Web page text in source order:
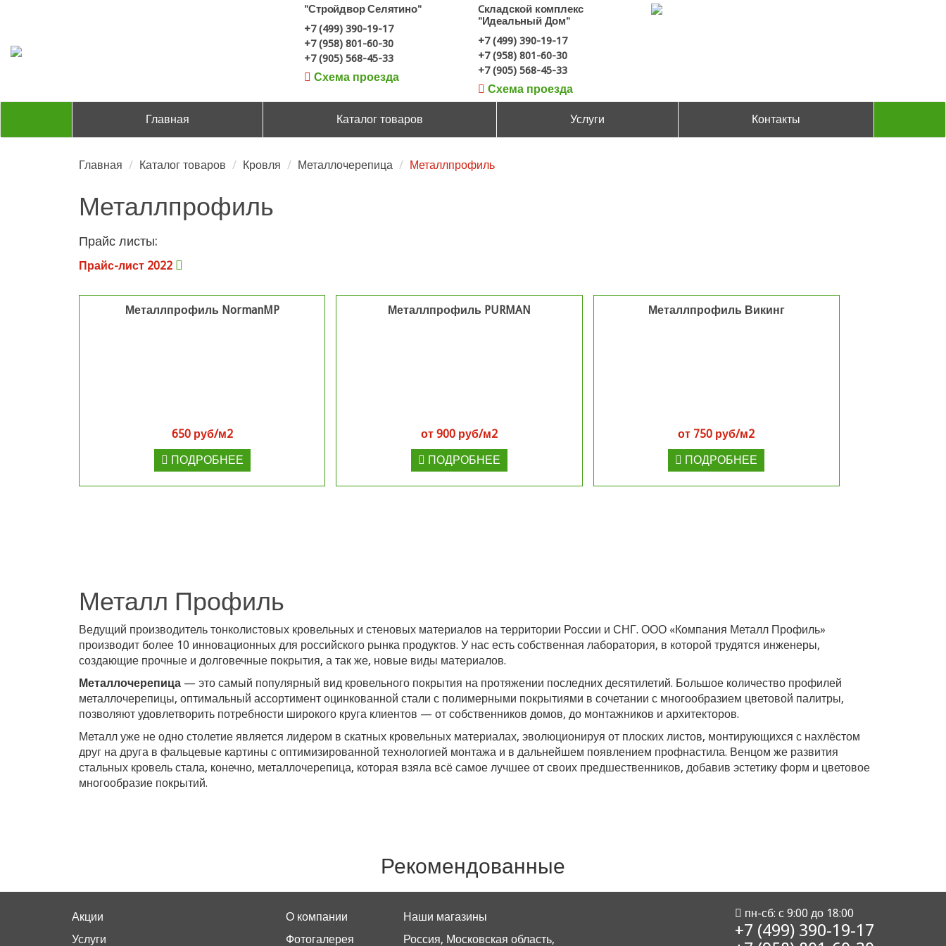
"Стройдвор Селятино"
+7 (499) 390-19-17
+7 (958) 801-60-30
+7 (905) 568-45-33
Схема проезда
Cкладской комплекс
"Идеальный Дом"
+7 (499) 390-19-17
+7 (958) 801-60-30
+7 (905) 568-45-33
Схема проезда
Главная Каталог товаров Услуги Контакты
Главная Каталог товаров Кровля Металлочерепица Металлпрофиль
Металлпрофиль
Прайс листы:
Прайс-лист 2022
Металлпрофиль NormanMP
650 руб/м2
ПОДРОБНЕЕ
Металлпрофиль PURMAN
от 900 руб/м2
ПОДРОБНЕЕ
Металлпрофиль Викинг
от 750 руб/м2
ПОДРОБНЕЕ
Металл Профиль
Ведущий производитель тонколистовых кровельных и стеновых материалов на территории России и СНГ. ООО «Компания Металл Профиль»
производит более 10 инновационных для российского рынка продуктов. У нас есть собственная лаборатория, в которой трудятся инженеры,
создающие прочные и долговечные покрытия, а так же, новые виды материалов.
Металлочерепица — это самый популярный вид кровельного покрытия на протяжении последних десятилетий. Большое количество профилей
металлочерепицы, оптимальный ассортимент оцинкованной стали с полимерными покрытиями в сочетании с многообразием цветовой палитры,
позволяют удовлетворить потребности широкого круга клиентов — от собственников домов, до монтажников и архитекторов.
Металл уже не одно столетие является лидером в скатных кровельных материалах, эволюционируя от плоских листов, монтирующихся с нахлёстом
друг на друга в фальцевые картины с оптимизированной технологией монтажа и в дальнейшем появлением профнастила. Венцом же развития
стальных кровель стала, конечно, металлочерепица, которая взяла всё самое лучшее от своих предшественников, добавив эстетику форм и цветовое
многообразие покрытий.
Рекомендованные
Акции
Услуги
О компании
Фотогалерея
Наши магазины
Россия, Московская область,
пн-сб: с 9:00 до 18:00
+7 (499) 390-19-17